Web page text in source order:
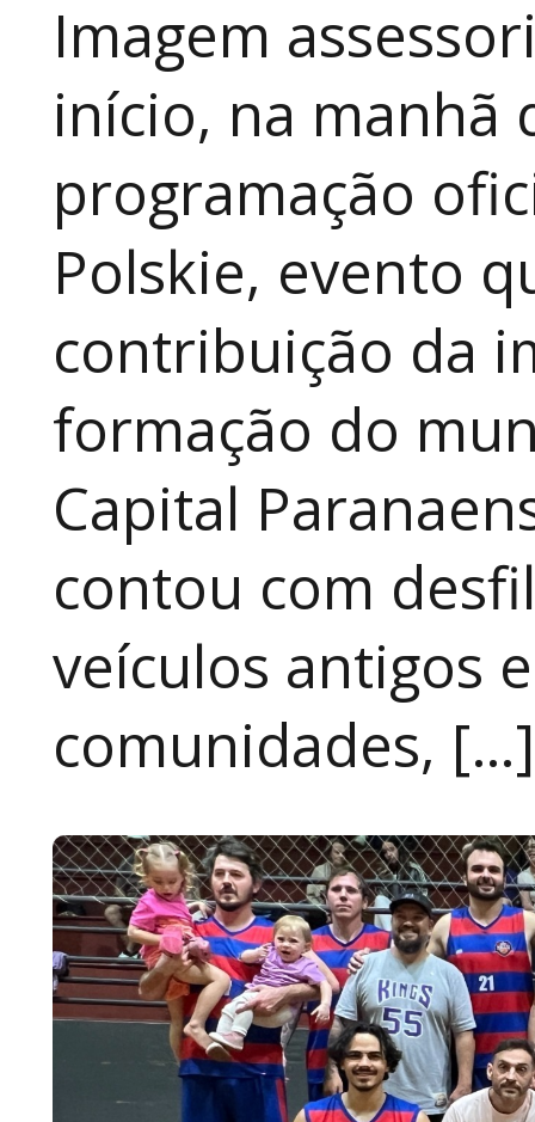
Imagem
início, na manhã
programação
Polskie, evento
contribuição da
formação do
Capital
contou com
veículos antigos
comunidades, […]